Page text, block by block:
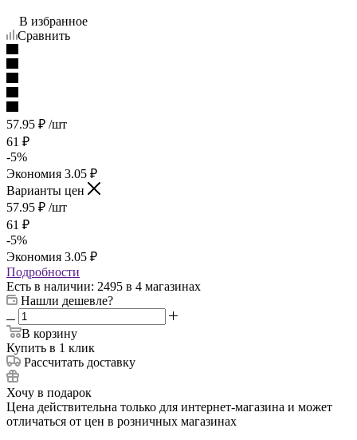
В избранное
Сравнить
57.95 ₽ /шт
61 ₽
-5%
Экономия 3.05 ₽
Варианты цен
57.95 ₽ /шт
61 ₽
-5%
Экономия 3.05 ₽
Подробности
Есть в наличии: 2495 в 4 магазинах
Нашли дешевле?
В корзину
Купить в 1 клик
Рассчитать доставку
Хочу в подарок
Цена действительна только для интернет-магазина и может
отличаться от цен в розничных магазинах